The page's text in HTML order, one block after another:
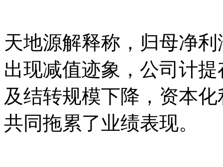
天地源解释称，归母净
出现减值迹象，公司计
及结转规模下降，资本
共同拖累了业绩表现。